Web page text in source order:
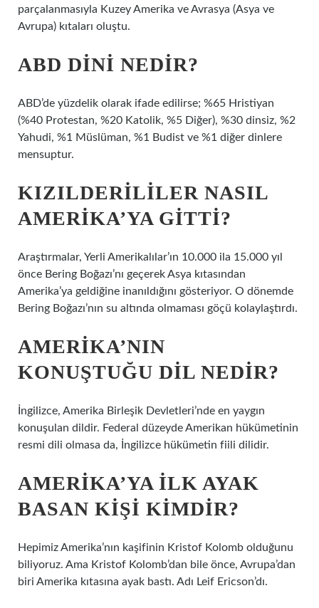
parçalanmasıyla Kuzey Amerika ve Avrasya (Asya ve
Avrupa) kıtaları oluştu.
ABD DINI NEDIR?
ABD’de yüzdelik olarak ifade edilirse; %65 Hristiyan
(%40 Protestan, %20 Katolik, %5 Diğer), %30 dinsiz, %2
Yahudi, %1 Müslüman, %1 Budist ve %1 diğer dinlere
mensuptur.
KIZILDERILILER NASIL
AMERIKA’YA GITTI?
Araştırmalar, Yerli Amerikalılar’ın 10.000 ila 15.000 yıl
önce Bering Boğazı’nı geçerek Asya kıtasından
Amerika’ya geldiğine inanıldığını gösteriyor. O dönemde
Bering Boğazı’nın su altında olmaması göçü kolaylaştırdı.
AMERIKA’NIN
KONUŞTUĞU DIL NEDIR?
İngilizce, Amerika Birleşik Devletleri’nde en yaygın
konuşulan dildir. Federal düzeyde Amerikan hükümetinin
resmi dili olmasa da, İngilizce hükümetin fiili dilidir.
AMERIKA’YA ILK AYAK
BASAN KIŞI KIMDIR?
Hepimiz Amerika’nın kaşifinin Kristof Kolomb olduğunu
biliyoruz. Ama Kristof Kolomb’dan bile önce, Avrupa’dan
biri Amerika kıtasına ayak bastı. Adı Leif Ericson’dı.